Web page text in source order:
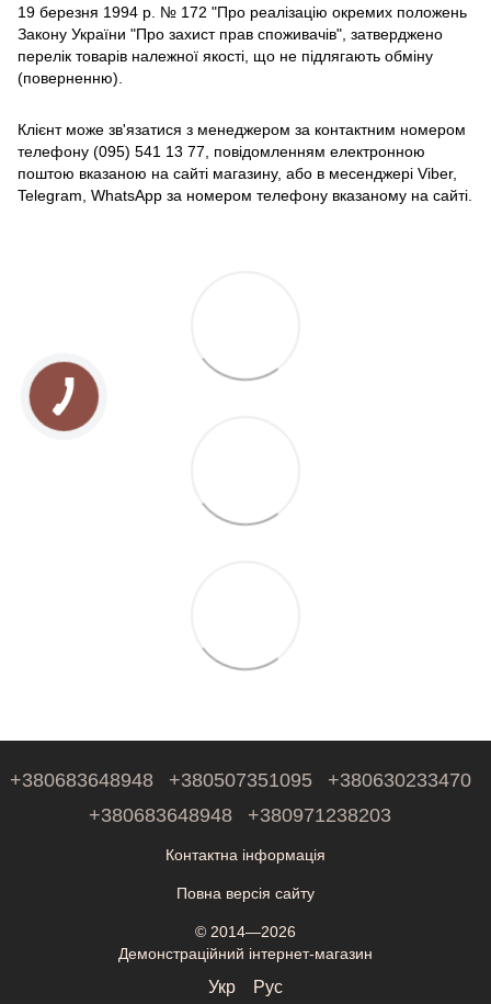
19 березня 1994 р. № 172 "Про реалізацію окремих положень
Закону України "Про захист прав споживачів", затверджено
перелік товарів належної якості, що не підлягають обміну
(поверненню).
Клієнт може зв'язатися з менеджером за контактним номером
телефону (095) 541 13 77, повідомленням електронною
поштою вказаною на сайті магазину, або в месенджері Viber,
Telegram, WhatsApp за номером телефону вказаному на сайті.
+380683648948 +380507351095
+380630233470
+380683648948
+380971238203
Контактна інформація
Повна версія сайту
© 2014—2026
Демонстраційний інтернет-магазин
Укр Рус